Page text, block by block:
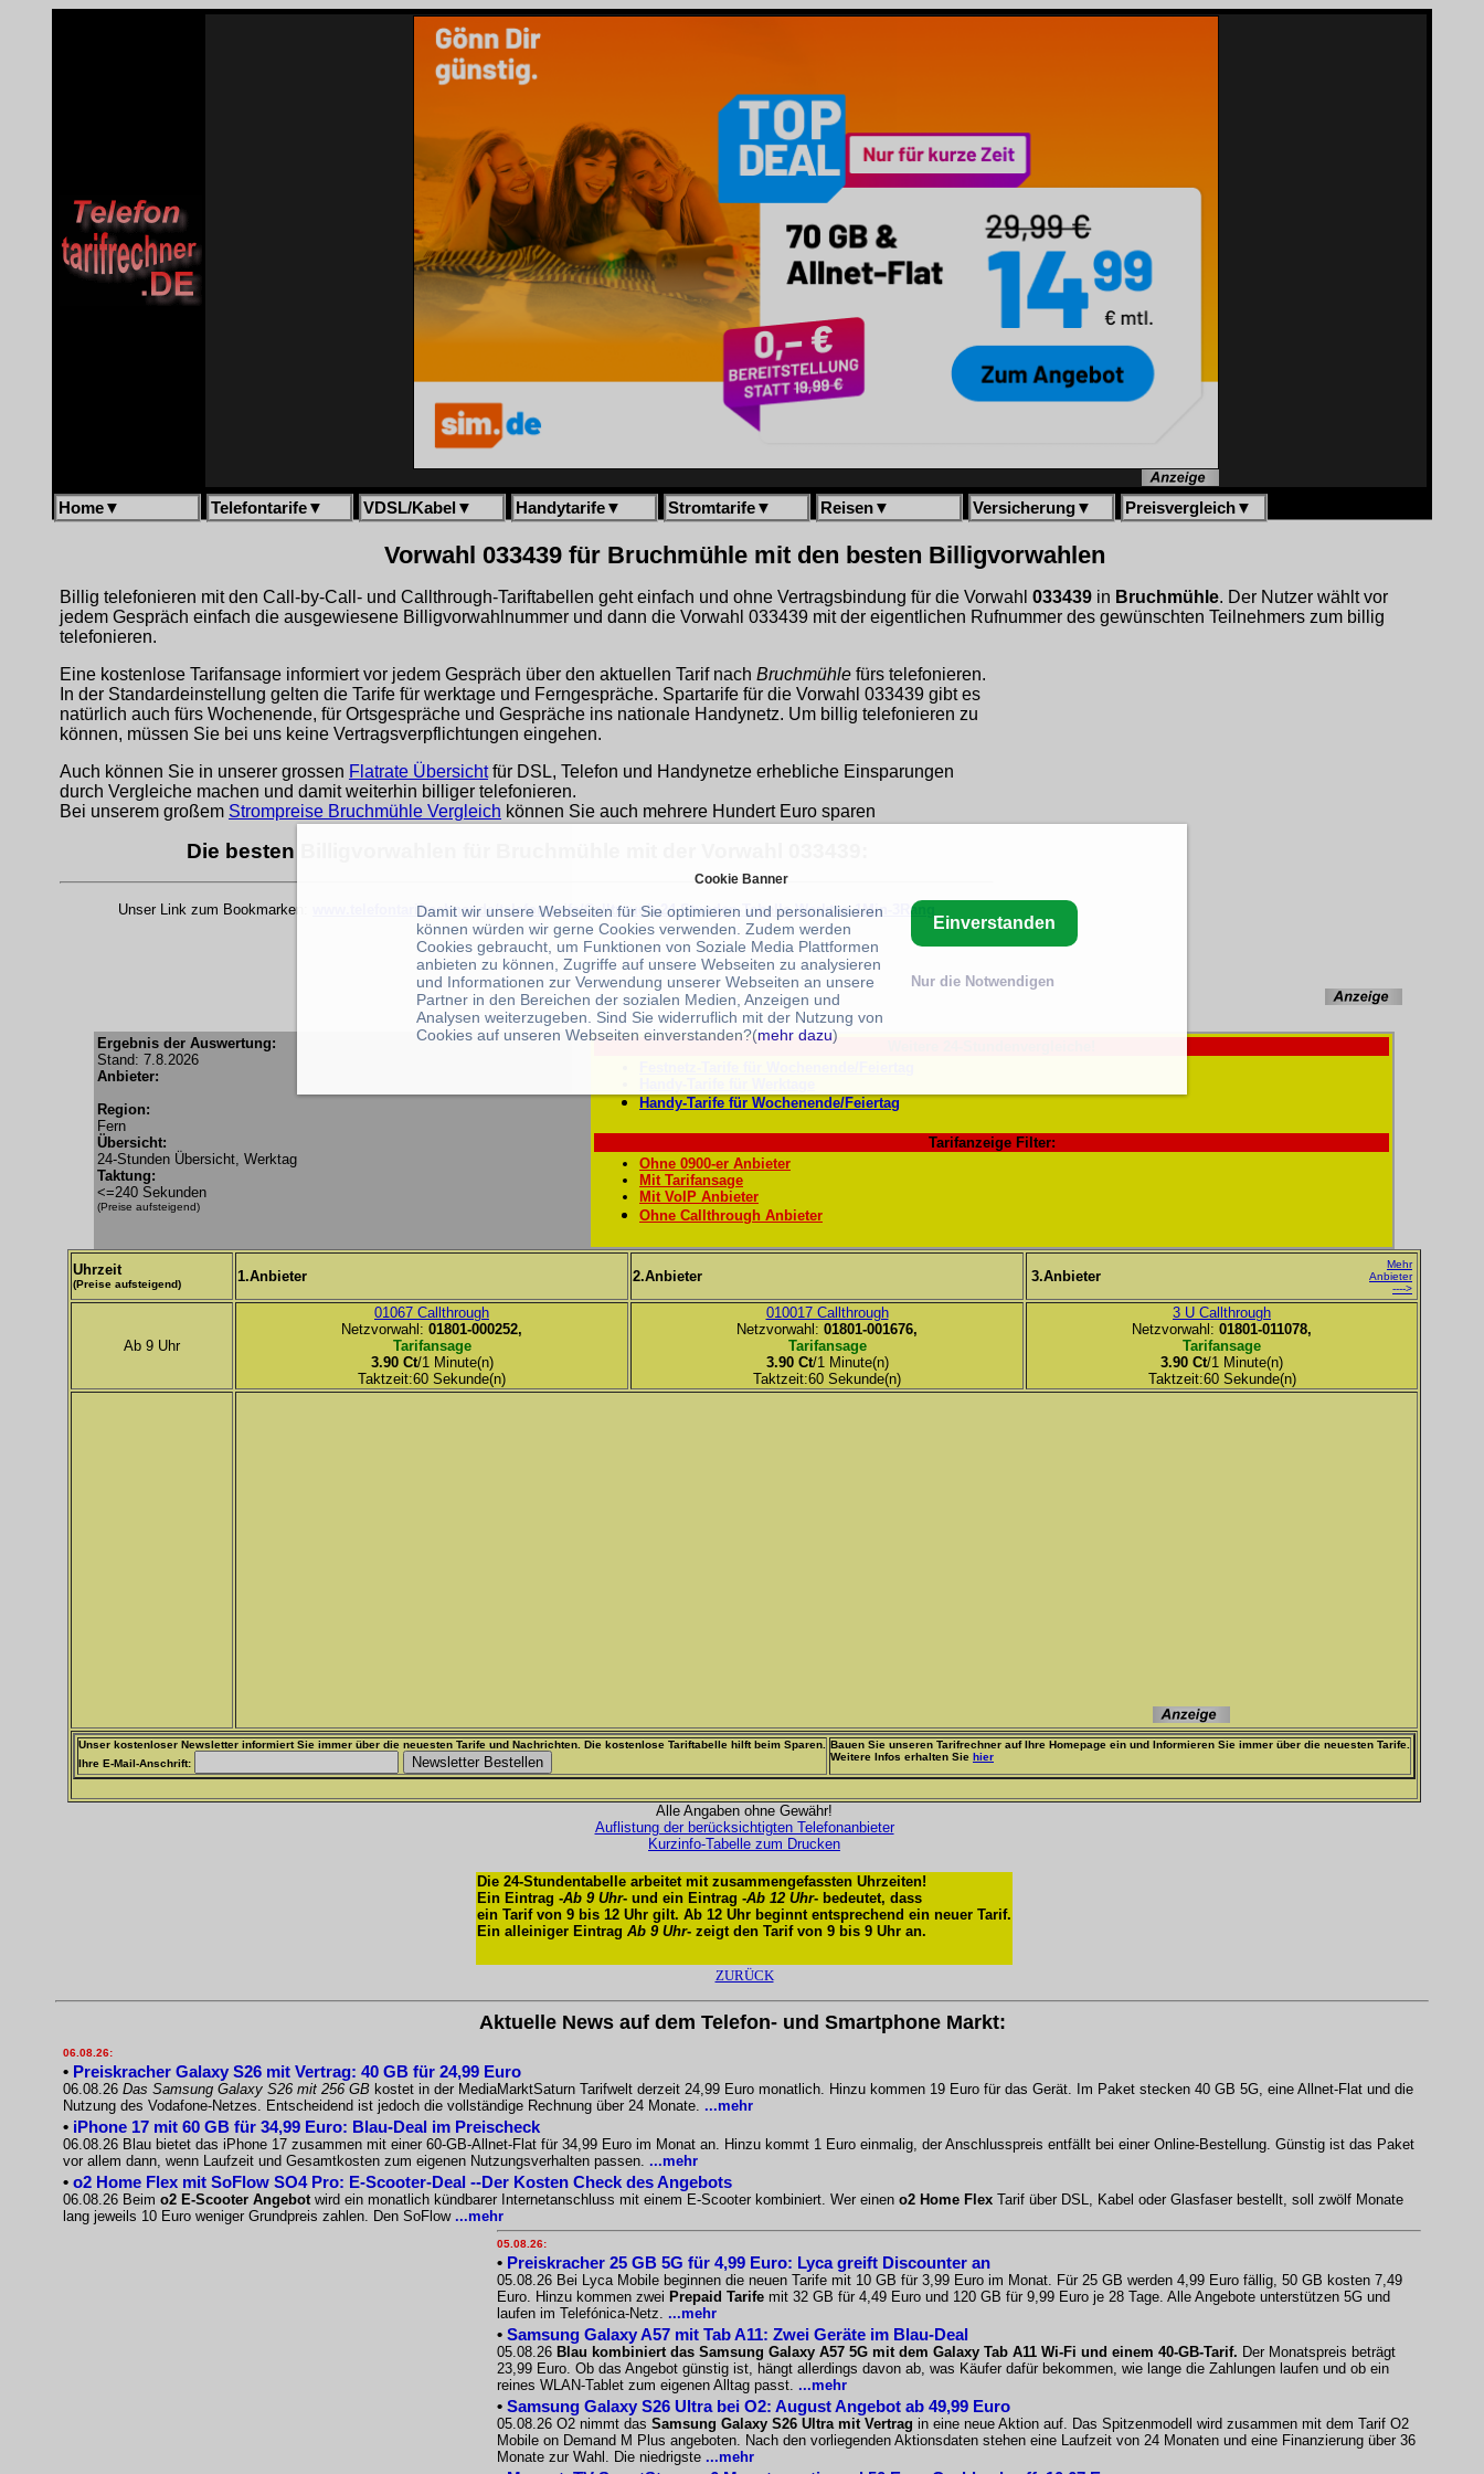
Home▼ Telefontarife▼ VDSL/Kabel ▼ Handytarife▼ Stromtarife▼ Reisen▼ Versicherung▼ Preisvergleich▼
Vorwahl 033439 für Bruchmühle mit den besten Billigvorwahlen
Billig telefonieren mit den Call-by-Call- und Callthrough-Tariftabellen geht einfach und ohne Vertragsbindung für die Vorwahl 033439 in Bruchmühle. Der Nutzer wählt vor
jedem Gespräch einfach die ausgewiesene Billigvorwahlnummer und dann die Vorwahl 033439 mit der eigentlichen Rufnummer des gewünschten Teilnehmers zum billig
telefonieren.
Eine kostenlose Tarifansage informiert vor jedem Gespräch über den aktuellen Tarif nach Bruchmühle fürs telefonieren.
In der Standardeinstellung gelten die Tarife für werktage und Ferngespräche. Spartarife für die Vorwahl 033439 gibt es
natürlich auch fürs Wochenende, für Ortsgespräche und Gespräche ins nationale Handynetz. Um billig telefonieren zu
können, müssen Sie bei uns keine Vertragsverpflichtungen eingehen.
Auch können Sie in unserer grossen Flatrate Übersichtfür DSL, Telefon und Handynetze erhebliche Einsparungen
durch Vergleiche machen und damit weiterhin billiger telefonieren.
Bei unserem großem Strompreise Bruchmühle Vergleich können Sie auch mehrere Hundert Euro sparen
Die besten Billigvorwahlen für Bruchmühle mit der Vorwahl 033439:
Unser Link zum Bookmarken: www.telefontarifrechner.de/telefontarife/Calltrough-24 Stunden-Tabelle-Werktag-1Min-3Rang
Ergebnis der Auswertung:
Stand: 7.8.2026
Anbieter:
Region:
Fern
Übersicht:
24-Stunden Übersicht, Werktag
Taktung:
<=240 Sekunden
(Preise aufsteigend)
Handy-Tarife für Wochenende/Feiertag
Tarifanzeige Filter:
Ohne 0900-er Anbieter
Mit Tarifansage
Mit VoIP Anbieter
Ohne Callthrough Anbieter
Uhrzeit
(Preise aufsteigend) 1.Anbieter 2.Anbieter 3.Anbieter
Mehr
Anbieter
---->
Ab 9 Uhr
01067 Callthrough
Netzvorwahl: 01801-000252,
Tarifansage
3.90 Ct/1 Minute(n)
Taktzeit:60 Sekunde(n)
010017 Callthrough
Netzvorwahl: 01801-001676,
Tarifansage
3.90 Ct/1 Minute(n)
Taktzeit:60 Sekunde(n)
3 U Callthrough
Netzvorwahl: 01801-011078,
Tarifansage
3.90 Ct/1 Minute(n)
Taktzeit:60 Sekunde(n)
Unser kostenloser Newsletter informiert Sie immer über die neuesten Tarife und Nachrichten. Die kostenlose Tariftabelle hilft beim Sparen.
Ihre E-Mail-Anschrift:
Bauen Sie unseren Tarifrechner auf Ihre Homepage ein und Informieren Sie immer über die neuesten Tarife.
Weitere Infos erhalten Sie hier
Alle Angaben ohne Gewähr!
Auflistung der berücksichtigten Telefonanbieter
Kurzinfo-Tabelle zum Drucken
Die 24-Stundentabelle arbeitet mit zusammengefassten Uhrzeiten!
Ein Eintrag -Ab 9 Uhr- und ein Eintrag -Ab 12 Uhr- bedeutet, dass
ein Tarif von 9 bis 12 Uhr gilt. Ab 12 Uhr beginnt entsprechend ein neuer Tarif.
Ein alleiniger Eintrag Ab 9 Uhr- zeigt den Tarif von 9 bis 9 Uhr an.
ZURÜCK
Aktuelle News auf dem Telefon- und Smartphone Markt:
06.08.26:
• Preiskracher Galaxy S26 mit Vertrag: 40 GB für 24,99 Euro
06.08.26 Das Samsung Galaxy S26 mit 256 GB kostet in der MediaMarktSaturn Tarifwelt derzeit 24,99 Euro monatlich. Hinzu kommen 19 Euro für das Gerät. Im Paket stecken 40 GB 5G, eine Allnet-Flat und die
Nutzung des Vodafone-Netzes. Entscheidend ist jedoch die vollständige Rechnung über 24 Monate. ...mehr
• iPhone 17 mit 60 GB für 34,99 Euro: Blau-Deal im Preischeck
06.08.26 Blau bietet das iPhone 17 zusammen mit einer 60-GB-Allnet-Flat für 34,99 Euro im Monat an. Hinzu kommt 1 Euro einmalig, der Anschlusspreis entfällt bei einer Online-Bestellung. Günstig ist das Paket
vor allem dann, wenn Laufzeit und Gesamtkosten zum eigenen Nutzungsverhalten passen. ...mehr
• o2 Home Flex mit SoFlow SO4 Pro: E-Scooter-Deal --Der Kosten Check des Angebots
06.08.26 Beim o2 E-Scooter Angebotwird ein monatlich kündbarer Internetanschluss mit einem E-Scooter kombiniert. Wer einen o2 Home Flex Tarif über DSL, Kabel oder Glasfaser bestellt, soll zwölf Monate
lang jeweils 10 Euro weniger Grundpreis zahlen. Den SoFlow ...mehr
05.08.26:
• Preiskracher 25 GB 5G für 4,99 Euro: Lyca greift Discounter an
05.08.26 Bei Lyca Mobile beginnen die neuen Tarife mit 10 GB für 3,99 Euro im Monat. Für 25 GB werden 4,99 Euro fällig, 50 GB kosten 7,49
Euro. Hinzu kommen zwei Prepaid Tarife mit 32 GB für 4,49 Euro und 120 GB für 9,99 Euro je 28 Tage. Alle Angebote unterstützen 5G und
laufen im Telefónica-Netz. ...mehr
• Samsung Galaxy A57 mit Tab A11: Zwei Geräte im Blau-Deal
05.08.26 Blau kombiniert das Samsung Galaxy A57 5G mit dem Galaxy Tab A11 Wi-Fi und einem 40-GB-Tarif. Der Monatspreis beträgt
23,99 Euro. Ob das Angebot günstig ist, hängt allerdings davon ab, was Käufer dafür bekommen, wie lange die Zahlungen laufen und ob ein
reines WLAN-Tablet zum eigenen Alltag passt. ...mehr
• Samsung Galaxy S26 Ultra bei O2: August Angebot ab 49,99 Euro
05.08.26 O2 nimmt das Samsung Galaxy S26 Ultra mit Vertrag in eine neue Aktion auf. Das Spitzenmodell wird zusammen mit dem Tarif O2
Mobile on Demand M Plus angeboten. Nach den vorliegenden Aktionsdaten stehen eine Laufzeit von 24 Monaten und eine Finanzierung über 36
Monate zur Wahl. Die niedrigste ...mehr
Cookie Banner
Damit wir unsere Webseiten für Sie optimieren und personalisieren
können würden wir gerne Cookies verwenden. Zudem werden
Cookies gebraucht, um Funktionen von Soziale Media Plattformen
anbieten zu können, Zugriffe auf unsere Webseiten zu analysieren
und Informationen zur Verwendung unserer Webseiten an unsere
Partner in den Bereichen der sozialen Medien, Anzeigen und
Analysen weiterzugeben. Sind Sie widerruflich mit der Nutzung von
Cookies auf unseren Webseiten einverstanden?(mehr dazu)
Einverstanden
Nur die Notwendigen